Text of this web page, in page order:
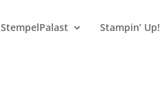
StempelPalast Stampin’ Up!